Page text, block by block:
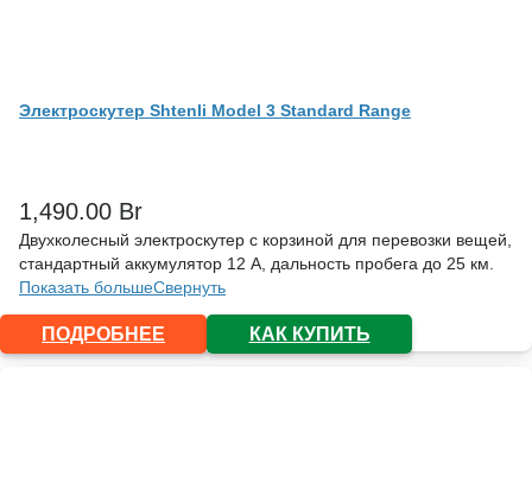
Электроскутер Shtenli Model 3 Standard Range
1,490.00 Br
Двухколесный электроскутер с корзиной для перевозки вещей,
стандартный аккумулятор 12 А, дальность пробега до 25 км.
Показать большеСвернуть
ПОДРОБНЕЕ КАК КУПИТЬ